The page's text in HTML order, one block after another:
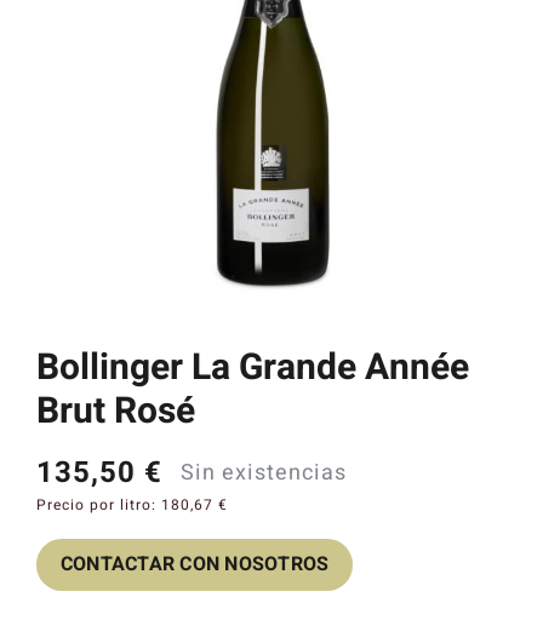
Bollinger La Grande Année
Brut Rosé
135,50 € Sin existencias
Precio por litro: 180,67 €
CONTACTAR CON NOSOTROS